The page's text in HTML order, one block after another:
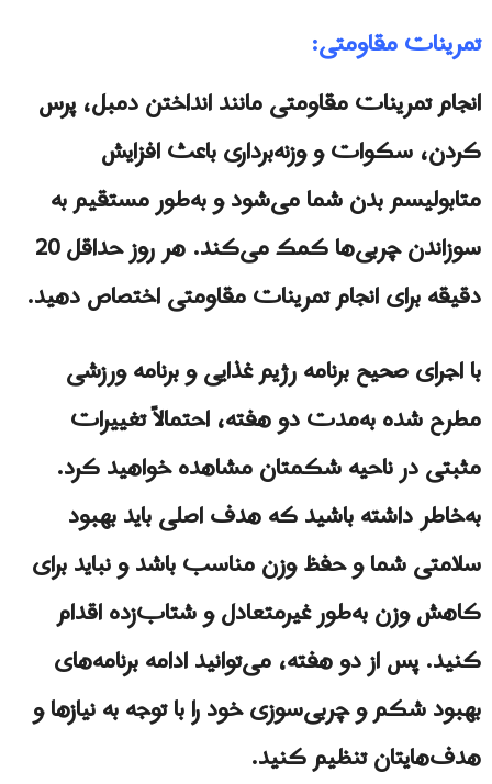
تمرینات مقاومتی:
انجام تمرینات مقاومتی مانند انداختن دمبل، پرس
کردن، سکوات و وزنه‌برداری باعث افزایش
متابولیسم بدن شما می‌شود و به‌طور مستقیم به
سوزاندن چربی‌ها کمک می‌کند. هر روز حداقل 20
دقیقه برای انجام تمرینات مقاومتی اختصاص دهید.
با اجرای صحیح برنامه رژیم غذایی و برنامه ورزشی
مطرح شده به‌مدت دو هفته، احتمالاً تغییرات
مثبتی در ناحیه شکمتان مشاهده خواهید کرد.
به‌خاطر داشته باشید که هدف اصلی باید بهبود
سلامتی شما و حفظ وزن مناسب باشد و نباید برای
کاهش وزن به‌طور غیرمتعادل و شتاب‌زده اقدام
کنید. پس از دو هفته، می‌توانید ادامه برنامه‌های
بهبود شکم و چربی‌سوزی خود را با توجه به نیازها و
هدف‌هایتان تنظیم کنید.